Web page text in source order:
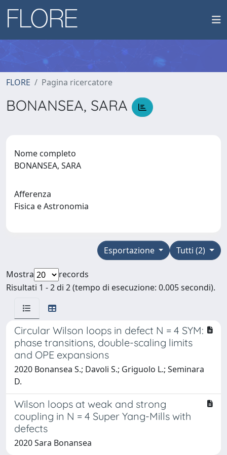
FLORE Pagina ricercatore
BONANSEA, SARA
Nome completo
BONANSEA, SARA
Afferenza
Fisica e Astronomia
Tutti (2)
Esportazione
Mostra
records
Risultati 1 - 2 di 2 (tempo di esecuzione: 0.005 secondi).
Circular Wilson loops in defect N = 4 SYM:
phase transitions, double-scaling limits
and OPE expansions
2020 Bonansea S.; Davoli S.; Griguolo L.; Seminara
D.
Wilson loops at weak and strong
coupling in N = 4 Super Yang-Mills with
defects
2020 Sara Bonansea